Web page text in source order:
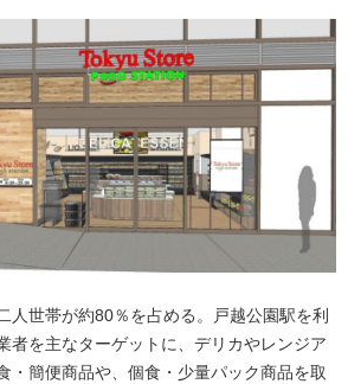
人世帯が約80％を占める。戸越公園駅を利
者を主なターゲットに、デリカやレンジア
・簡便商品や、個食・少量パック商品を取